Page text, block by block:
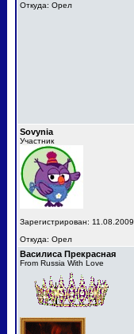
Откуда: Орел
Sovynia
Участник
Зарегистрирован: 11.08.2009
Откуда: Орел
Василиса Прекрасная
From Russia With Love